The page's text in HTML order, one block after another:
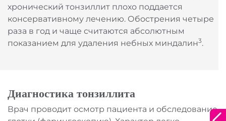
хронический тонзиллит плохо поддается
консервативному лечению. Обострения четыре
раза в год и чаще считаются абсолютным
показанием для удаления небных миндалин3.
Диагностика тонзиллита
Врач проводит осмотр пациента и обследование
Благодарим за оставленную заявку!